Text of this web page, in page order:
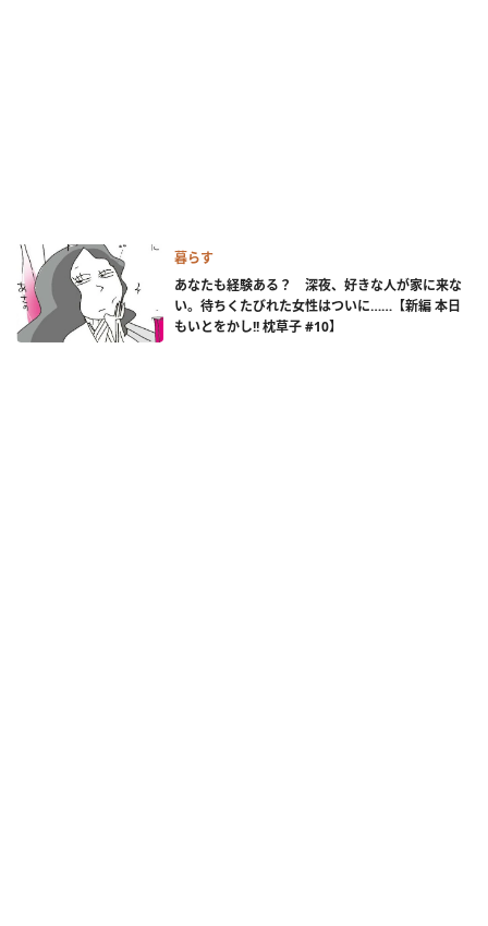
暮らす
あなたも経験ある？ 深夜、好きな人が家に来な
い。待ちくたびれた女性はついに……【新編 本日
もいとをかし!! 枕草子 #10】